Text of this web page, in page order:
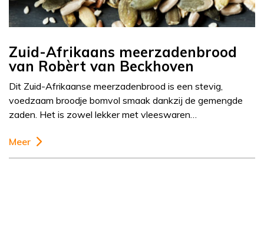
Zuid-Afrikaans meerzadenbrood
van Robèrt van Beckhoven
Dit Zuid-Afrikaanse meerzadenbrood is een stevig,
voedzaam broodje bomvol smaak dankzij de gemengde
zaden. Het is zowel lekker met vleeswaren…
Meer